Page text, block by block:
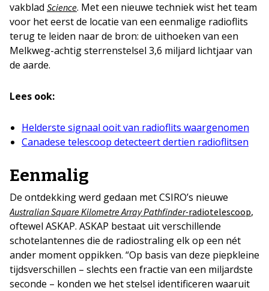
vakblad Science. Met een nieuwe techniek wist het team
voor het eerst de locatie van een eenmalige radioflits
terug te leiden naar de bron: de uithoeken van een
Melkweg-achtig sterrenstelsel 3,6 miljard lichtjaar van
de aarde.
Lees ook:
Helderste signaal ooit van radioflits waargenomen
Canadese telescoop detecteert dertien radioflitsen
Eenmalig
De ontdekking werd gedaan met CSIRO’s nieuwe
Australian Square Kilometre Array Pathfinder-radiotelescoop,
oftewel ASKAP. ASKAP bestaat uit verschillende
schotelantennes die de radiostraling elk op een nét
ander moment oppikken. “Op basis van deze piepkleine
tijdsverschillen – slechts een fractie van een miljardste
seconde – konden we het stelsel identificeren waaruit